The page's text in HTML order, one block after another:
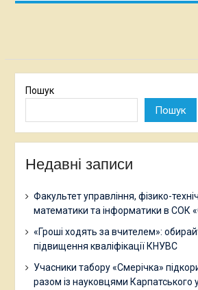
Пошук
Пошук
Недавні записи
Факультет управління, фізико-
математики та інформатики в СОК
«Гроші ходять за вчителем»:
підвищення кваліфікації КНУВС
Учасники табору «Смерічка»
разом із науковцями Карпатського